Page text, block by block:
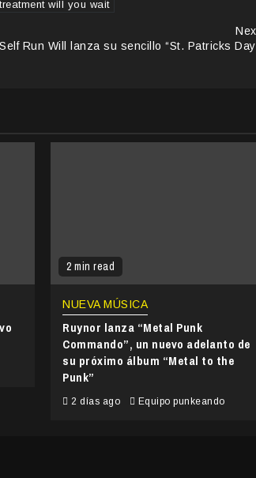
will you wait
Self Run Will lanza su sencillo “St. Patricks
2 min read
NUEVA MÚSICA
Ruynor lanza “Metal Punk
Commando”, un nuevo adelanto de
su próximo álbum “Metal to the
Punk”
2 días ago Equipo punkeando